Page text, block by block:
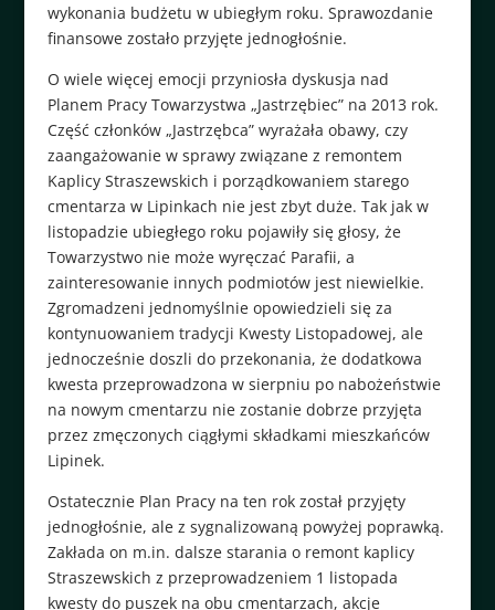
wykonania budżetu w ubiegłym roku. Sprawozdanie
finansowe zostało przyjęte jednogłośnie.
O wiele więcej emocji przyniosła dyskusja nad
Planem Pracy Towarzystwa „Jastrzębiec” na 2013 rok.
Część członków „Jastrzębca” wyrażała obawy, czy
zaangażowanie w sprawy związane z remontem
Kaplicy Straszewskich i porządkowaniem starego
cmentarza w Lipinkach nie jest zbyt duże. Tak jak w
listopadzie ubiegłego roku pojawiły się głosy, że
Towarzystwo nie może wyręczać Parafii, a
zainteresowanie innych podmiotów jest niewielkie.
Zgromadzeni jednomyślnie opowiedzieli się za
kontynuowaniem tradycji Kwesty Listopadowej, ale
jednocześnie doszli do przekonania, że dodatkowa
kwesta przeprowadzona w sierpniu po nabożeństwie
na nowym cmentarzu nie zostanie dobrze przyjęta
przez zmęczonych ciągłymi składkami mieszkańców
Lipinek.
Ostatecznie Plan Pracy na ten rok został przyjęty
jednogłośnie, ale z sygnalizowaną powyżej poprawką.
Zakłada on m.in. dalsze starania o remont kaplicy
Straszewskich z przeprowadzeniem 1 listopada
kwesty do puszek na obu cmentarzach, akcje